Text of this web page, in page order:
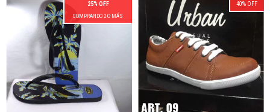
25% OFF
COMPRANDO 2 O MÁS
40% OFF